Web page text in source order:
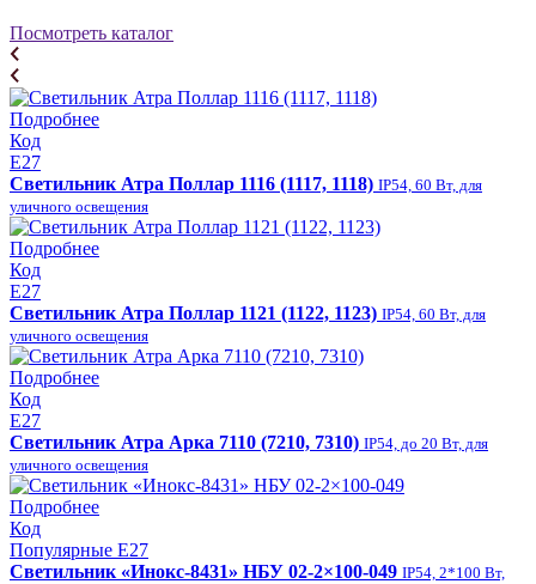
Посмотреть каталог
Подробнее
Код
E27
Светильник Атра Поллар 1116 (1117, 1118) IP54, 60 Вт, для
уличного освещения
Подробнее
Код
E27
Светильник Атра Поллар 1121 (1122, 1123) IP54, 60 Вт, для
уличного освещения
Подробнее
Код
E27
Светильник Атра Арка 7110 (7210, 7310) IP54, до 20 Вт, для
уличного освещения
Подробнее
Код
Популярные E27
Светильник «Инокс-8431» НБУ 02-2×100-049 IP54, 2*100 Вт,